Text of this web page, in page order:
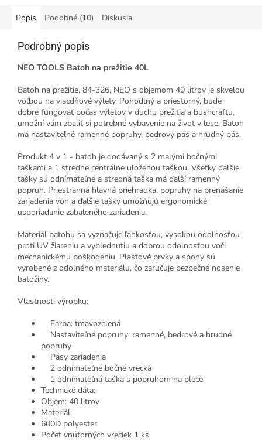
Popis Podobné (10) Diskusia
Podrobný popis
NEO TOOLS Batoh na prežitie 40L
Batoh na prežitie, 84-326, NEO s objemom 40 litrov je skvelou
voľbou na viacdňové výlety. Pohodlný a priestorný, bude
dobre fungovať počas výletov v duchu prežitia a bushcraftu,
umožní vám zbaliť si potrebné vybavenie na život v lese. Batoh
má nastaviteľné ramenné popruhy, bedrový pás a hrudný pás.
Produkt 4 v 1 - batoh je dodávaný s 2 malými bočnými
taškami a 1 stredne centrálne uloženou taškou. Všetky ďalšie
tašky sú odnímateľné a stredná taška má ďalší ramenný
popruh. Priestranná hlavná priehradka, popruhy na prenášanie
zariadenia von a ďalšie tašky umožňujú ergonomické
usporiadanie zabaleného zariadenia.
Materiál batohu sa vyznačuje ľahkosťou, vysokou odolnosťou
proti UV žiareniu a vyblednutiu a dobrou odolnosťou voči
mechanickému poškodeniu. Plastové prvky a spony sú
vyrobené z odolného materiálu, čo zaručuje bezpečné nosenie
batožiny.
Vlastnosti výrobku:
Farba: tmavozelená
Nastaviteľné popruhy: ramenné, bedrové a hrudné
popruhy
Pásy zariadenia
2 odnímateľné bočné vrecká
1 odnímateľná taška s popruhom na plece
Technické dáta:
Objem: 40 litrov
Materiál:
600D polyester
Počet vnútorných vreciek 1 ks